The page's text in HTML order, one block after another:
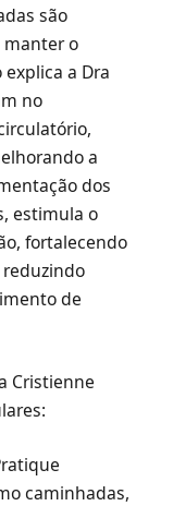
são
manter o
a Dra
no
a
dos
estimula o
fortalecendo
de
Cristienne
caminhadas,